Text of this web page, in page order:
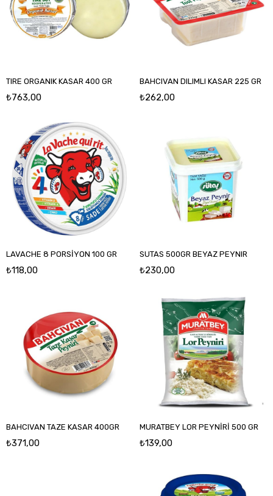
TIRE ORGANIK KASAR 400 GR
₺763,00
BAHCIVAN DILIMLI KASAR 225 GR
₺262,00
LAVACHE 8 PORSİYON 100 GR
₺118,00
SUTAS 500GR BEYAZ PEYNIR
₺230,00
BAHCIVAN TAZE KASAR 400GR
₺371,00
MURATBEY LOR PEYNİRİ 500 GR
₺139,00